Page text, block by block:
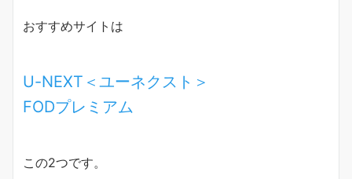
おすすめサイトは
U-NEXT＜ユーネクスト＞
FODプレミアム
この2つです。